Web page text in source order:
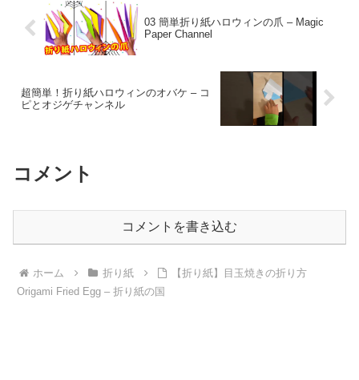
03 簡単折り紙ハロウィンの爪 – Magic
Paper Channel
超簡単！折り紙ハロウィンのオバケ – コ
ピとオジゲチャンネル
コメント
コメントを書き込む
ホーム 折り紙
【折り紙】目玉焼きの折り方
Origami Fried Egg – 折り紙の国